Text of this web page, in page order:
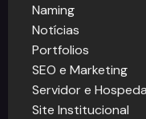
Naming
Notícias
Portfolios
SEO e Marketing
Servidor e
Site Institucional